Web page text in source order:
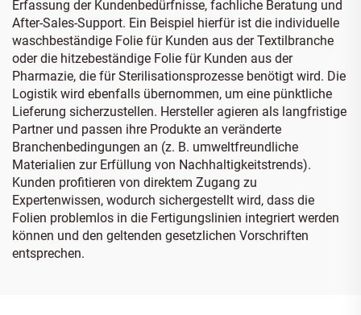
Erfassung der Kundenbedürfnisse, fachliche Beratung und
After-Sales-Support. Ein Beispiel hierfür ist die individuelle
waschbeständige Folie für Kunden aus der Textilbranche
oder die hitzebeständige Folie für Kunden aus der
Pharmazie, die für Sterilisationsprozesse benötigt wird. Die
Logistik wird ebenfalls übernommen, um eine pünktliche
Lieferung sicherzustellen. Hersteller agieren als langfristige
Partner und passen ihre Produkte an veränderte
Branchenbedingungen an (z. B. umweltfreundliche
Materialien zur Erfüllung von Nachhaltigkeitstrends).
Kunden profitieren von direktem Zugang zu
Expertenwissen, wodurch sichergestellt wird, dass die
Folien problemlos in die Fertigungslinien integriert werden
können und den geltenden gesetzlichen Vorschriften
entsprechen.